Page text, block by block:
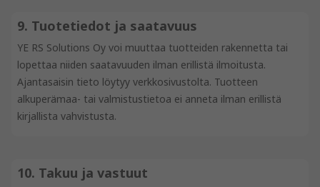
9. Tuotetiedot ja saatavuus
YE RS Solutions Oy voi muuttaa tuotteiden rakennetta tai
lopettaa niiden saatavuuden ilman erillistä ilmoitusta.
Ajantasaisin tieto löytyy verkkosivustolta. Tuotteen
alkuperämaa- tai valmistustietoa ei anneta ilman erillistä
kirjallista vahvistusta.
10. Takuu ja vastuut